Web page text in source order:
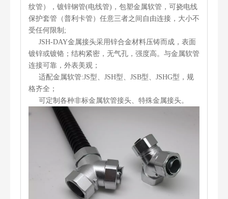
纹管），镀锌钢管(电线管)，包塑金属软管，可挠电线
保护套管（普利卡管）任意三者之间自由连接，大小不
受任何限制;
JSH-DAY金属接头采用锌合金材料压铸而成，表面
镀锌或镀铬；结构紧密，无气孔，强度高。与金属软管
连接可靠，外表美观；
适配金属软管:JS型、JSH型、JSB型、JSHG型，规
格齐全；
可定制各种非标金属软管接头、特殊金属接头。